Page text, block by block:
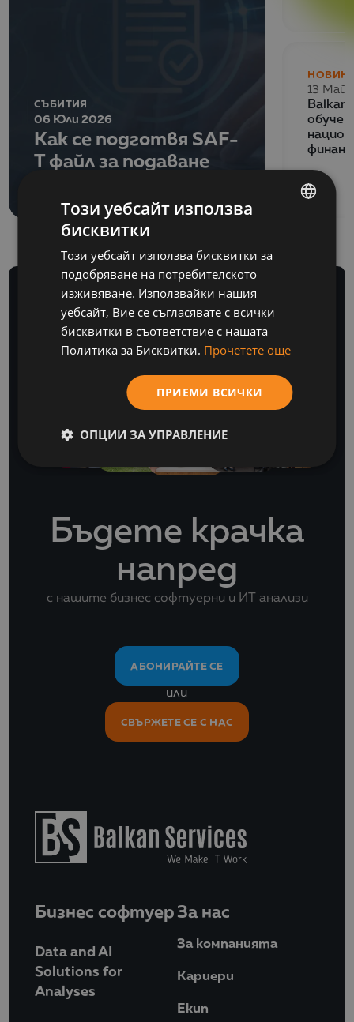
СЪБИТИЯ
06 Юли 2026
Как се подготвя SAF-
T файл за подаване
13 Май
Balkan
БЮЛЕТИН
Бъдете крачка
напред
с нашите бизнес софтуерни и ИТ анализи
АБОНИРАЙТЕ СЕ
или
СВЪРЖЕТЕ СЕ С НАС
Бизнес софтуер
Data and AI
Solutions for
Analyses
За нас
За компанията
Кариери
Eкип
ENGLISH
Този уебсайт използва
бисквитки
Този уебсайт използва бисквитки за
подобряване на потребителското
изживяване. Използвайки нашия
уебсайт, Вие се съгласявате с всички
бисквитки в съответствие с нашата
Политика за Бисквитки. Прочетете още
ПРИЕМИ ВСИЧКИ
ОПЦИИ ЗА УПРАВЛЕНИЕ